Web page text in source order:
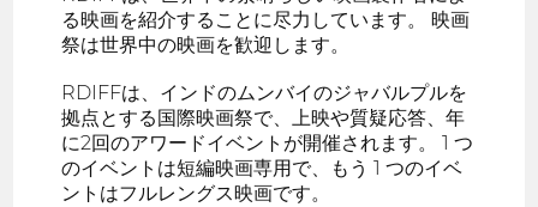
る映画を紹介することに尽力しています。 映画
祭は世界中の映画を歓迎します。
RDIFFは、インドのムンバイのジャバルプルを
拠点とする国際映画祭で、上映や質疑応答、年
に2回のアワードイベントが開催されます。 1 つ
のイベントは短編映画専用で、もう 1 つのイベ
ントはフルレングス映画です。